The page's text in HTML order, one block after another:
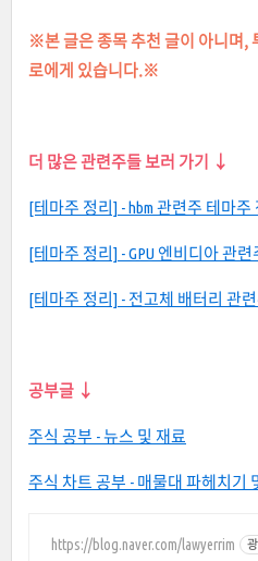
※본 글은 종목 추천 글이 아니며,
로에게 있습니다.※
더 많은 관련주들 보러 가기 ↓
[테마주 정리] - hbm 관련주 테마주
[테마주 정리] - GPU 엔비디아 관련
[테마주 정리] - 전고체 배터리 관
공부글 ↓
주식 공부 - 뉴스 및 재료
주식 차트 공부 - 매물대 파헤치기
https://blog.naver.com/lawyerrim